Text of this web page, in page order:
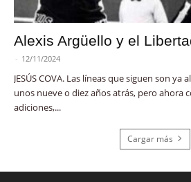
Alexis Argüello y el
- 12/11/2024
JESÚS COVA. Las líneas que siguen son
unos nueve o diez años atrás, pero ahora
adiciones,...
Cargar más